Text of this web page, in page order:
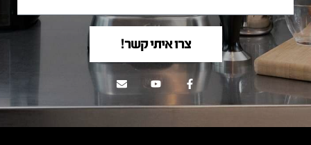
צרו איתי קשר!